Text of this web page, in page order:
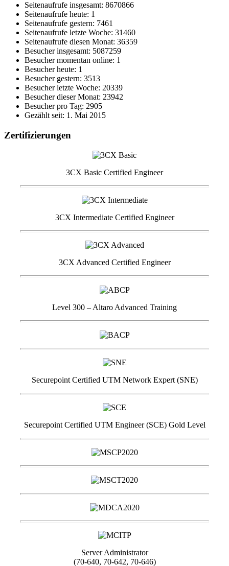
Seitenaufrufe insgesamt: 8670866
Seitenaufrufe heute: 1
Seitenaufrufe gestern: 7461
Seitenaufrufe letzte Woche: 31460
Seitenaufrufe diesen Monat: 36359
Besucher insgesamt: 5087259
Besucher momentan online: 1
Besucher heute: 1
Besucher gestern: 3513
Besucher letzte Woche: 20339
Besucher dieser Monat: 23942
Besucher pro Tag: 2905
Gezählt seit: 1. Mai 2015
Zertifizierungen
3CX Basic Certified Engineer
3CX Intermediate Certified Engineer
3CX Advanced Certified Engineer
Level 300 – Altaro Advanced Training
Securepoint Certified UTM Network Expert (SNE)
Securepoint Certified UTM Engineer (SCE) Gold Level
Server Administrator
(70-640, 70-642, 70-646)